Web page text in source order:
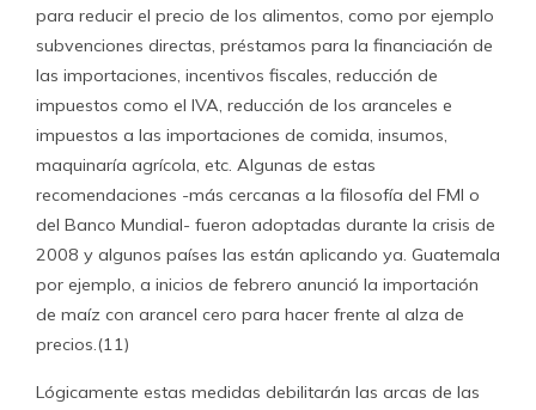
para reducir el precio de los alimentos, como por ejemplo
subvenciones directas, préstamos para la financiación de
las importaciones, incentivos fiscales, reducción de
impuestos como el IVA, reducción de los aranceles e
impuestos a las importaciones de comida, insumos,
maquinaría agrícola, etc. Algunas de estas
recomendaciones -más cercanas a la filosofía del FMI o
del Banco Mundial- fueron adoptadas durante la crisis de
2008 y algunos países las están aplicando ya. Guatemala
por ejemplo, a inicios de febrero anunció la importación
de maíz con arancel cero para hacer frente al alza de
precios.(11)
Lógicamente estas medidas debilitarán las arcas de las